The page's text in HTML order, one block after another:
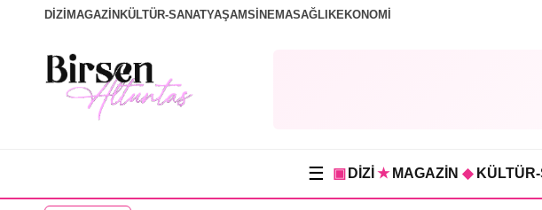
DİZİ MAGAZİN KÜLTÜR-SANATYAŞAMSİNEMASAĞLIKEKONOMİ
☰ ▣ DİZİ ★ MAGAZİN ◆